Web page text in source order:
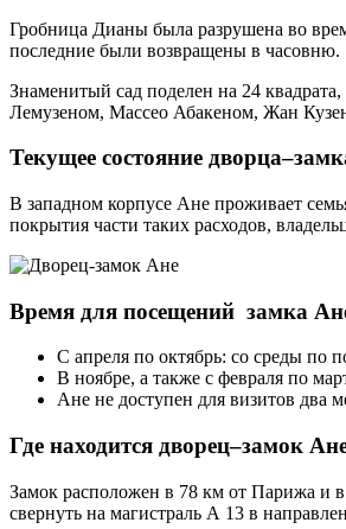
Гробница Дианы была разрушена во
последние были возвращены в часовню.
Знаменитый сад поделен на 24
Лемузеном, Массео Абакеном, Жан
Текущее состояние
В западном корпусе Ане проживает
покрытия части таких расходов,
Время для посещений замка
С апреля по октябрь: со среды по
В ноябре, а также с февраля по
Ане не доступен для визитов два
Где находится дворец–замок
Замок расположен в 78 км от Парижа и
свернуть на магистраль А 13 в